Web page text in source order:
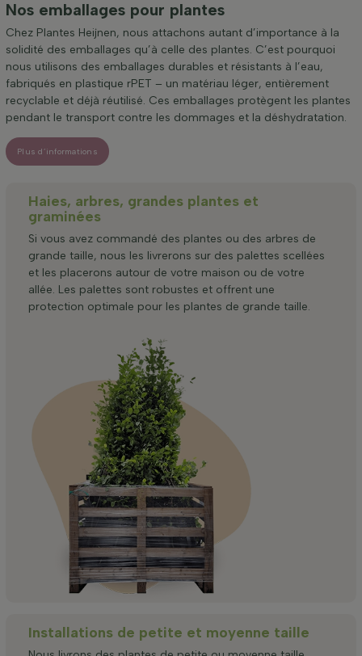
Nos emballages pour plantes
Chez Plantes Heijnen, nous attachons autant d’importance à la
solidité des emballages qu’à celle des plantes. C’est pourquoi
nous utilisons des emballages durables et résistants à l’eau,
fabriqués en plastique rPET – un matériau léger, entièrement
recyclable et déjà réutilisé. Ces emballages protègent les plantes
pendant le transport contre les dommages et la déshydratation.
Plus d’informations
Haies, arbres, grandes plantes et
graminées
Si vous avez commandé des plantes ou des arbres de
grande taille, nous les livrerons sur des palettes scellées
et les placerons autour de votre maison ou de votre
allée. Les palettes sont robustes et offrent une
protection optimale pour les plantes de grande taille.
Installations de petite et moyenne taille